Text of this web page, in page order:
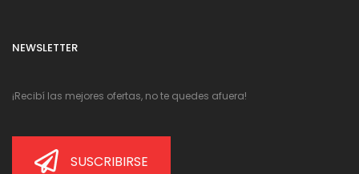
NEWSLETTER
¡Recibí las mejores ofertas, no te quedes afuera!
SUSCRIBIRSE